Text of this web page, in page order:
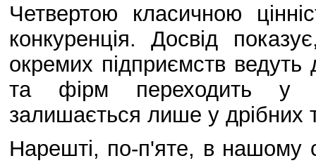
Четвертою класичною
конкуренція. Досвід
окремих підприємств
та фірм переходить у
залишається лише у дрібних
Нарешті, по-п'яте, в нашому